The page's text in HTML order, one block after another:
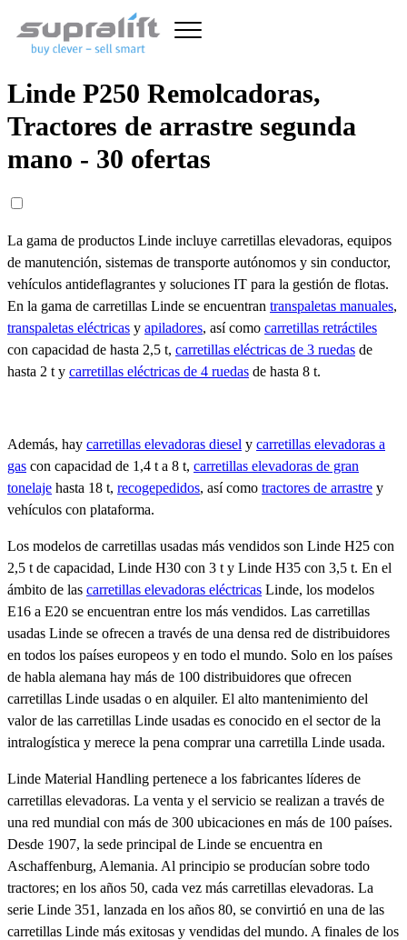
Linde P250 Remolcadoras,
Tractores de arrastre segunda
mano - 30 ofertas
La gama de productos Linde incluye carretillas elevadoras, equipos
de manutención, sistemas de transporte autónomos y sin conductor,
vehículos antideflagrantes y soluciones IT para la gestión de flotas.
En la gama de carretillas Linde se encuentran transpaletas manuales,
transpaletas eléctricas y apiladores, así como carretillas retráctiles
con capacidad de hasta 2,5 t, carretillas eléctricas de 3 ruedas de
hasta 2 t y carretillas eléctricas de 4 ruedas de hasta 8 t.
Además, hay carretillas elevadoras diesel y carretillas elevadoras a
gas con capacidad de 1,4 t a 8 t, carretillas elevadoras de gran
tonelaje hasta 18 t, recogepedidos, así como tractores de arrastre y
vehículos con plataforma.
Los modelos de carretillas usadas más vendidos son Linde H25 con
2,5 t de capacidad, Linde H30 con 3 t y Linde H35 con 3,5 t. En el
ámbito de las carretillas elevadoras eléctricas Linde, los modelos
E16 a E20 se encuentran entre los más vendidos. Las carretillas
usadas Linde se ofrecen a través de una densa red de distribuidores
en todos los países europeos y en todo el mundo. Solo en los países
de habla alemana hay más de 100 distribuidores que ofrecen
carretillas Linde usadas o en alquiler. El alto mantenimiento del
valor de las carretillas Linde usadas es conocido en el sector de la
intralogística y merece la pena comprar una carretilla Linde usada.
Linde Material Handling pertenece a los fabricantes líderes de
carretillas elevadoras. La venta y el servicio se realizan a través de
una red mundial con más de 300 ubicaciones en más de 100 países.
Desde 1907, la sede principal de Linde se encuentra en
Aschaffenburg, Alemania. Al principio se producían sobre todo
tractores; en los años 50, cada vez más carretillas elevadoras. La
serie Linde 351, lanzada en los años 80, se convirtió en una de las
carretillas Linde más exitosas y vendidas del mundo. A finales de los